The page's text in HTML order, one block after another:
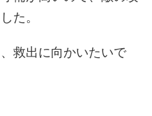
た。
救出に向かいたいで